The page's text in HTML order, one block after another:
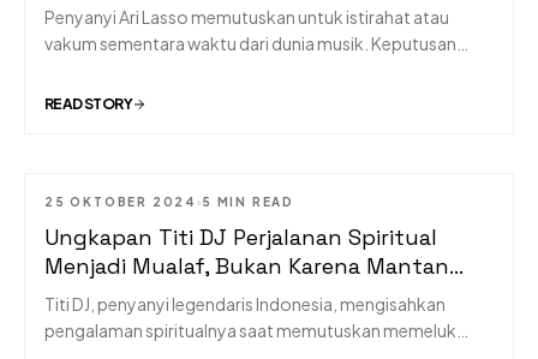
Penyanyi Ari Lasso memutuskan untuk istirahat atau
vakum sementara waktu dari dunia musik. Keputusan
pada pita suara. Ari Lasso mengumumkan kabar itu
READ STORY
MUSIC
25 OKTOBER 2024 5 MIN READ
Ungkapan Titi DJ Perjalanan Spiritual
Menjadi Mualaf, Bukan Karena Mantan
Suami
Titi DJ, penyanyi legendaris Indonesia, mengisahkan
pengalaman spiritualnya saat memutuskan memeluk